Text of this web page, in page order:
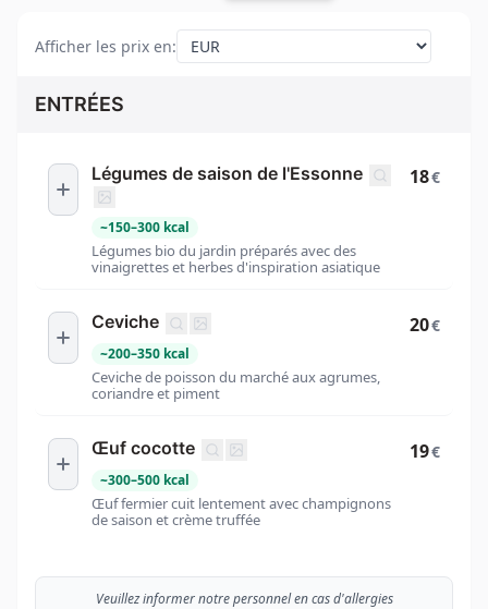
Afficher les prix en:
ENTRÉES
Légumes de saison de l'Essonne
~150–300 kcal
Légumes bio du jardin préparés avec des
vinaigrettes et herbes d'inspiration asiatique
18€
Ceviche
~200–350 kcal
Ceviche de poisson du marché aux agrumes,
coriandre et piment
20€
Œuf cocotte
~300–500 kcal
Œuf fermier cuit lentement avec champignons
de saison et crème truffée
19€
Veuillez informer notre personnel en cas d'allergies